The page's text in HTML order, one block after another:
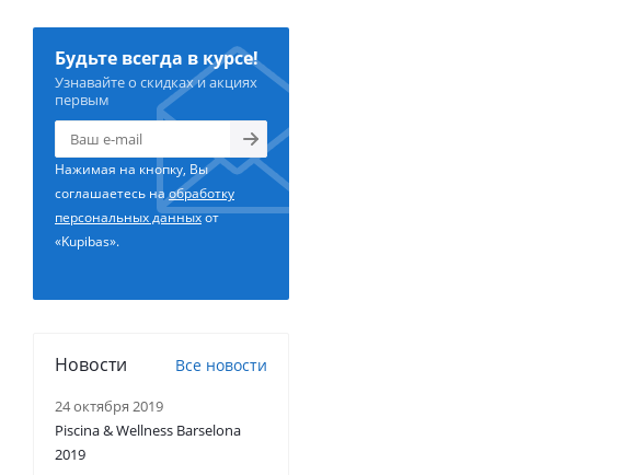
Будьте всегда в курсе!
Узнавайте о скидках и акциях
первым
Нажимая на кнопку, Вы
соглашаетесь наобработку
персональных данныхот
«Kupibas».
Новости Все новости
24 октября 2019
Piscina & Wellness Barselona
2019